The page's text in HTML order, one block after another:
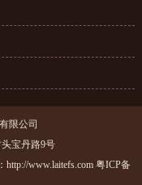
m-d',@me)"/}
m-d',@me)"/}
限公司
宝丹路9号
http://www.laitefs.com 粤ICP备